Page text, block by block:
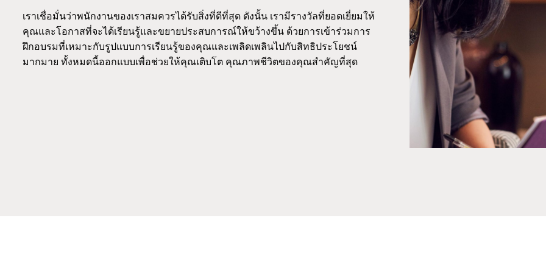
เราเชื่อมั่นว่าพนักงานของเราสมควรได้รับสิ่งที่ดีที่สุด ดังนั้น เรามีรางวัลที่ยอดเยี่ยมให้
คุณและโอกาสที่จะได้เรียนรู้และขยายประสบการณ์ให้ขว้างขึ้น ด้วยการเข้าร่วมการ
ฝึกอบรมที่เหมาะกับรูปแบบการเรียนรู้ของคุณและเพลิดเพลินไปกับสิทธิประโยชน์
มากมาย ทั้งหมดนี้ออกแบบเพื่อช่วยให้คุณเติบโต คุณภาพชีวิตของคุณสำคัญที่สุด